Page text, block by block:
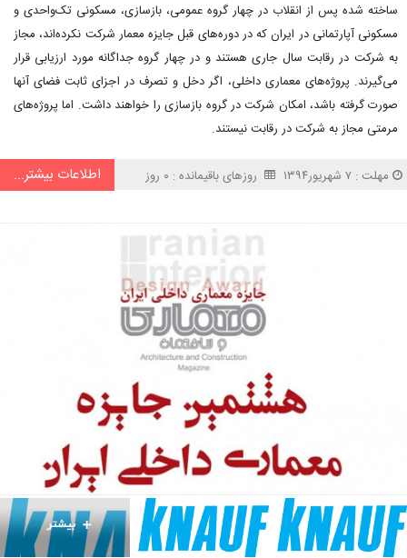
ساخته شده پس از انقلاب در چهار گروه عمومی، بازسازی، مسکونی تک‌واحدی و
مسکونی آپارتمانی در ایران که در دوره‌های قبل جایزه معمار شرکت نکرده‌اند، مجاز
به شرکت در رقابت سال جاری هستند و در چهار گروه جداگانه مورد ارزیابی قرار
می‌گیرند. پروژه‌های معماری داخلی، اگر دخل و تصرف در اجزای ثابت فضای آنها
صورت گرفته باشد، امکان شرکت در گروه بازسازی را خواهند داشت. اما پروژه‌های
مرمتی مجاز به شرکت در رقابت نیستند.
مهلت : ۷ شهریور۱۳۹۴ روزهای باقیمانده : ۰ روز اطلاعات بیشتر...